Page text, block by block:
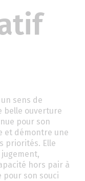
sens de
belle ouverture
pour son
et démontre une
priorités. Elle
hors pair à
pour son souci